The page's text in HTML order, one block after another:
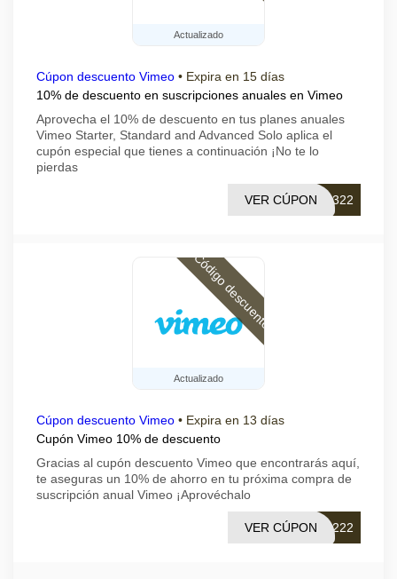
Actualizado
Cúpon descuento Vimeo • Expira en 15 días
10% de descuento en suscripciones anuales en Vimeo
Aprovecha el 10% de descuento en tus planes anuales
Vimeo Starter, Standard and Advanced Solo aplica el
cupón especial que tienes a continuación ¡No te lo
pierdas
Q322
VER CÚPON
Actualizado
Código descuento
Cúpon descuento Vimeo • Expira en 13 días
Cupón Vimeo 10% de descuento
Gracias al cupón descuento Vimeo que encontrarás aquí,
te aseguras un 10% de ahorro en tu próxima compra de
suscripción anual Vimeo ¡Aprovéchalo
Q222
VER CÚPON